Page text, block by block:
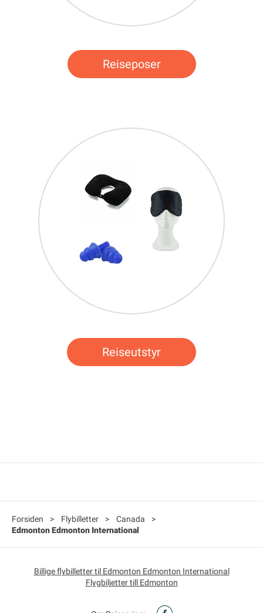
Reiseposer
Reiseutstyr
Forsiden > Flybilletter > Canada
>
Edmonton Edmonton International
Billige flybilletter til Edmonton Edmonton International
Flygbiljetter till Edmonton